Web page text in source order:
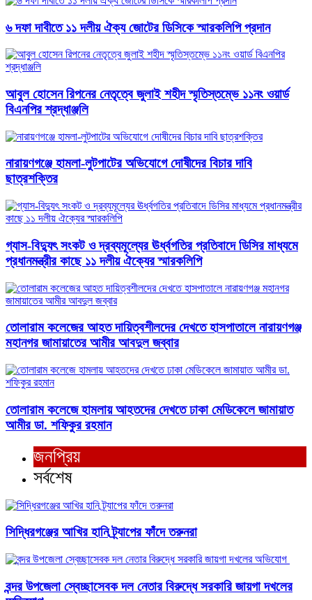
৬ দফা দাবীতে ১১ দলীয় ঐক্য জোটের ডিসিকে স্মারকলিপি প্রদান
আবু্ল হোসেন রিপনের নেতৃত্বে জুলাই শহীদ স্মৃতিস্তম্ভে ১১নং ওয়ার্ড
বিএনপির শ্রদ্ধাঞ্জলি
নারায়ণগঞ্জে হামলা-লুটপাটের অভিযোগে দোষীদের বিচার দাবি
ছাত্রশক্তির
গ্যাস-বিদ্যুৎ সংকট ও দ্রব্যমূল্যের ঊর্ধ্বগতির প্রতিবাদে ডিসির মাধ্যমে
প্রধানমন্ত্রীর কাছে ১১ দলীয় ঐক্যের স্মারকলিপি
তোলারাম কলেজের আহত দায়িত্বশীলদের দেখতে হাসপাতালে নারায়ণগঞ্জ
মহানগর জামায়াতের আমীর আবদুল জব্বার
তোলারাম কলেজে হামলায় আহতদের দেখতে ঢাকা মেডিকেলে জামায়াত
আমীর ডা. শফিকুর রহমান
জনপ্রিয়
সর্বশেষ
সিদ্ধিরগঞ্জের আখির হানি ট্র্যাপের ফাঁদে তরুনরা
বন্দর উপজেলা স্বেচ্ছাসেবক দল নেতার বিরুদ্ধে সরকারি জায়গা দখলের